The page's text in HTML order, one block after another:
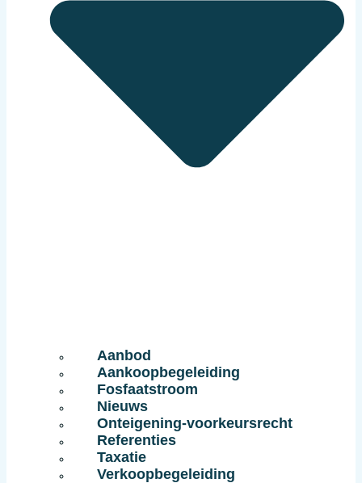
Aanbod
Aankoopbegeleiding
Fosfaatstroom
Nieuws
Onteigening-voorkeursrecht
Referenties
Taxatie
Verkoopbegeleiding